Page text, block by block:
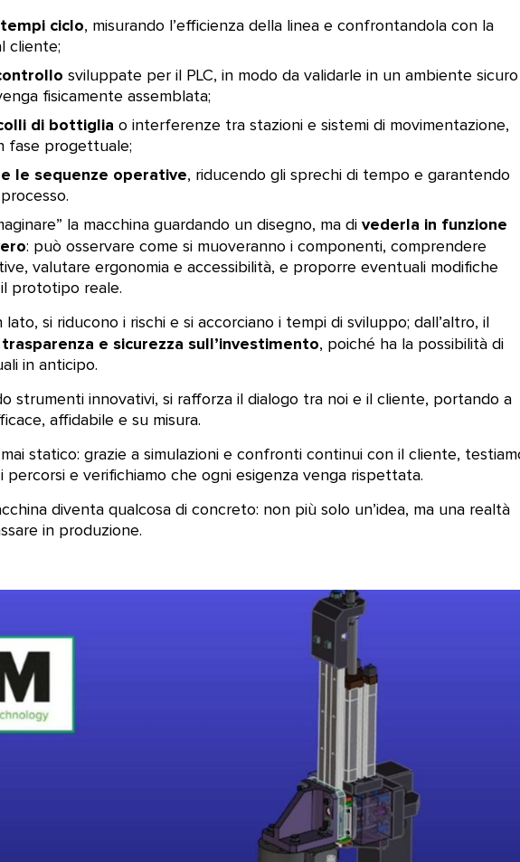
ciclo, misurando l’efficienza della linea e confrontandola con la
cliente;
sviluppate per il PLC, in modo da validarle in un ambiente sicuro
fisicamente assemblata;
di bottiglia o interferenze tra stazioni e sistemi di movimentazione,
fase progettuale;
le sequenze operative, riducendo gli sprechi di tempo e garantendo
la macchina guardando un disegno, ma di vederla in funzione
: può osservare come si muoveranno i componenti, comprendere
valutare ergonomia e accessibilità, e proporre eventuali modifiche
prototipo reale.
lato, si riducono i rischi e si accorciano i tempi di sviluppo; dall’altro, il
e sicurezza sull’investimento, poiché ha la possibilità di
in anticipo.
strumenti innovativi, si rafforza il dialogo tra noi e il cliente, portando a
affidabile e su misura.
statico: grazie a simulazioni e confronti continui con il cliente,
percorsi e verifichiamo che ogni esigenza venga rispettata.
diventa qualcosa di concreto: non più solo un’idea, ma una realtà
in produzione.